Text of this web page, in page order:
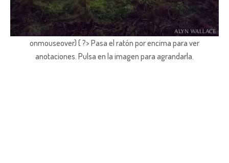
onmouseover) { ?> Pasa el ratón por encima para ver
anotaciones. Pulsa en la imagen para agrandarla.